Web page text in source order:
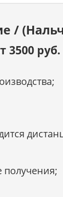
/
3500 руб.
получения;